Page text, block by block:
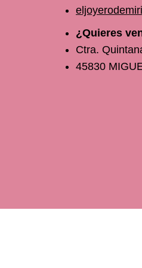
¿Quieres
Ctra.
45830